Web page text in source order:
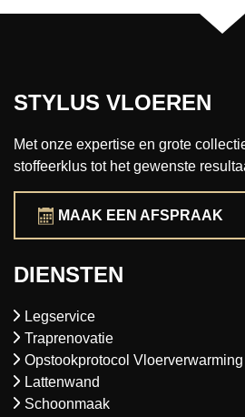
STYLUS VLOEREN
Met onze expertise en grote
stoffeerklus tot het gewenste
MAAK EEN AFSPRAAK
DIENSTEN
Legservice
Traprenovatie
Opstookprotocol Vloerverwarming
Lattenwand
Schoonmaak